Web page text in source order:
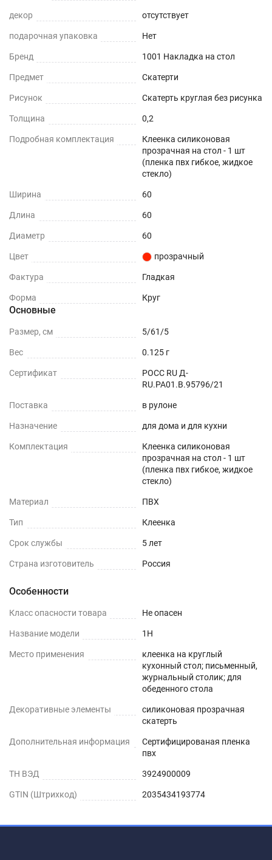
Не желтеет со временем
При использовании в помещении
Прочность и износостойкость
Защита поверхностей от механических
повреждений – сколы, вмятины, царапины.
Влагостойкость
Защита поверхности вашего стола от воды и
пролитых жидкостей.
ПОДХОДИТ ДЛЯ ЛЮБОГО ИНТЕРЬЕРА
поверхности - дерево, стекло, пластик, мрамор,
гранит, металл и текстиль.
СТОЛЕШНИЦЫ
СТОЛЫ СО СКАТЕРТЬЮ
ЖУРНАЛЬНЫЙ СТОЛ
ДЕТСКИЙ СТОЛ
ПОДГОТОВКА К ИСПОЛЬЗОВАНИЮ
Сразу после распаковки пленки может
запах. Перед использованием пленки, протрите
её поверхность влажной салфеткой с мыльным
Дайте высохнуть – запах выветривается
Шаг 3
декор отсутствует
подарочная упаковка Нет
Бренд 1001 Накладка на стол
Предмет Скатерти
Рисунок Скатерть круглая без рисунка
Толщина 0,2
Подробная комплектация
Клеенка силиконовая
прозрачная на стол - 1 шт
(пленка пвх гибкое, жидкое
стекло)
Ширина 60
Длина 60
Диаметр 60
Цвет прозрачный
Фактура Гладкая
Форма Круг
Основные
Размер, см 5/61/5
Вес 0.125 г
Сертификат
РОСС RU Д-
RU.РА01.В.95796/21
Поставка в рулоне
Назначение для дома и для кухни
Комплектация
Клеенка силиконовая
прозрачная на стол - 1 шт
(пленка пвх гибкое, жидкое
стекло)
Материал ПВХ
Тип Клеенка
Срок службы 5 лет
Страна изготовитель Россия
Особенности
Класс опасности товара Не опасен
Название модели 1H
Место применения
клеенка на круглый
кухонный стол; письменный,
журнальный столик; для
обеденного стола
Декоративные элементы
силиконовая прозрачная
скатерть
Дополнительная информация
Сертифицированая пленка
пвх
ТН ВЭД 3924900009
GTIN (Штрихкод) 2035434193774